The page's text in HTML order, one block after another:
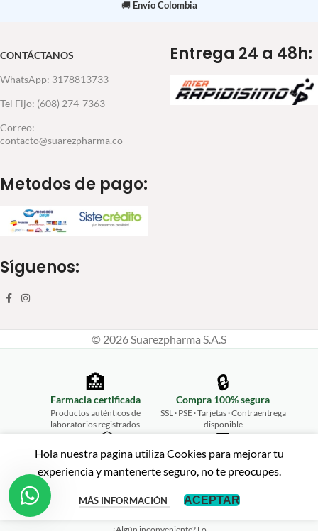
🚚 Envío Colombia
CONTÁCTANOS
WhatsApp: 3178813733
Tel Fijo: (608) 274-7363
Correo:
contacto@suarezpharma.co
Metodos de pago:
Entrega 24 a 48h:
Síguenos:
© 2026 Suarezpharma S.A.S
Hola nuestra pagina utiliza Cookies para mejorar tu
experiencia y mantenerte seguro, no te preocupes.
MÁS INFORMACIÓN ACEPTAR
🏥
Farmacia certificada
Productos auténticos de
laboratorios registrados
🔒
Compra 100% segura
SSL · PSE · Tarjetas · Contraentrega
disponible
📦
Envíos a todo Colombia
Desde Ibagué hasta tu puerta,
💬
Atención personalizada
WhatsApp 315 461 2675
↩️